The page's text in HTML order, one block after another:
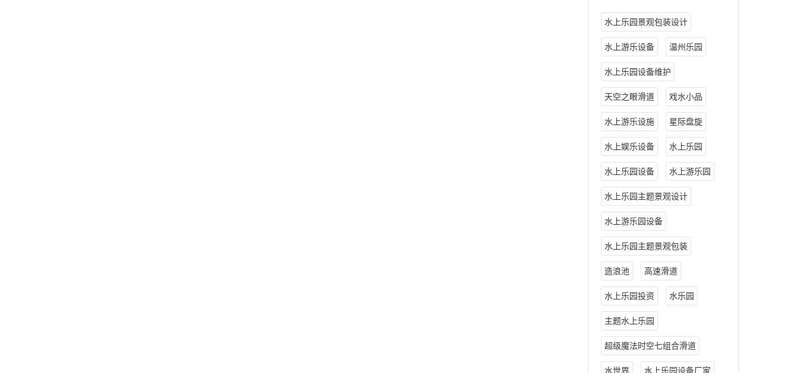
水上乐园景观包装设计
水上游乐设备 温州乐园
水上乐园设备维护
天空之眼滑道 戏水小品
水上游乐设施 星际盘旋
水上娱乐设备 水上乐园
水上乐园设备 水上游乐园
水上乐园主题景观设计
水上游乐园设备
水上乐园主题景观包装
造浪池 高速滑道
水上乐园投资 水乐园
主题水上乐园
超级魔法时空七组合滑道
水世界 水上乐园设备厂家